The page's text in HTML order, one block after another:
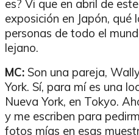
es? Vi que en abril de
exposición en Japón,
personas de todo el
lejano.
MC: Son una pareja,
York. Sí, para mí es una
Nueva York, en Tokyo.
y me escriben para
fotos mías en esas